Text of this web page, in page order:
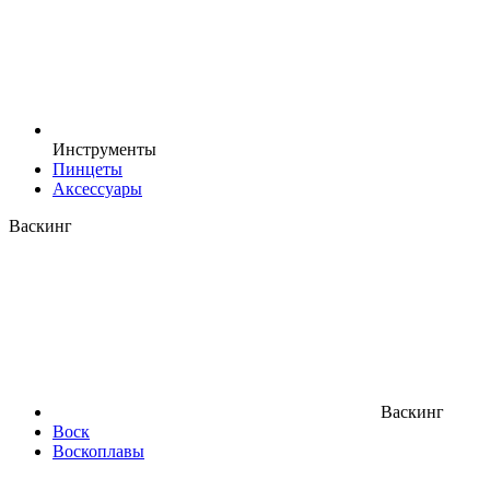
Инструменты
Пинцеты
Аксессуары
Васкинг
Васкинг
Воск
Воскоплавы